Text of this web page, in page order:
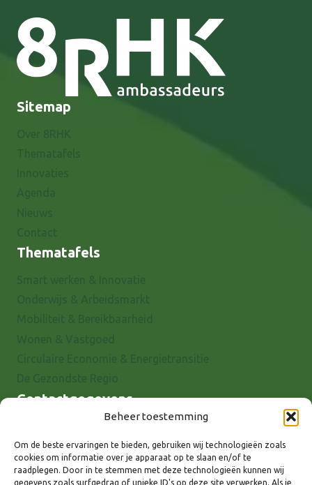
Beheer toestemming
Om de beste ervaringen te bieden, gebruiken wij technologieën zoals
cookies om informatie over je apparaat op te slaan en/of te
raadplegen. Door in te stemmen met deze technologieën kunnen wij
gegevens zoals surfgedrag of unieke ID's op deze site verwerken. Als je
Sitemap
Thematafels
Contactgegevens
7001 EX Doetinchem
E-mail: info@8rhk.nl